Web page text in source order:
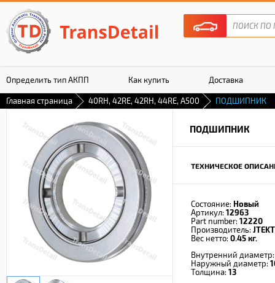
Определить тип АКПП Как купить Доставка
Гарантия
Главная страница 40RH, 42RE, 42RH, 44RE, A500 ПОДШИПНИК
ПОДШИПНИК
ТЕХНИЧЕСКОЕ
Состояние: Новый
Артикул: 12963
Part number: 12220
Производитель: JTEKT
Вес нетто: 0.45 кг.
Внутренний
Наружный диаметр:
Толщина: 13